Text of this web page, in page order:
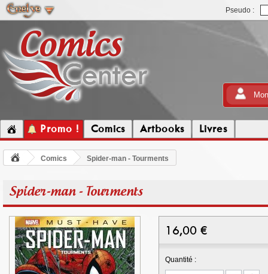
Pseudo :
Promo ! Comics Artbooks Livres
Comics Spider-man - Tourments
Spider-man - Tourments
16,00 €
Quantité :